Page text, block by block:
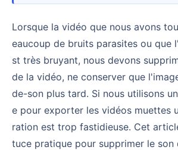
Lorsque la vidéo que nous avons tournée comporte b
eaucoup de bruits parasites ou que
st très bruyant, nous devons
de la vidéo, ne conserver que
de-son plus tard. Si nous utilisons
e pour exporter les vidéos muettes
ration est trop fastidieuse. Cet
tuce pratique pour supprimer le son